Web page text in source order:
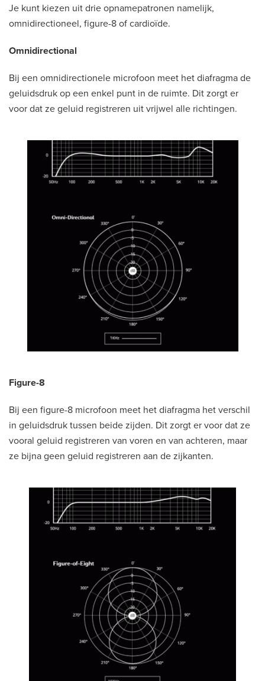
Je kunt kiezen uit drie opnamepatronen namelijk,
omnidirectioneel, figure-8 of cardioïde.
Omnidirectional
Bij een omnidirectionele microfoon meet het diafragma de
geluidsdruk op een enkel punt in de ruimte. Dit zorgt er
voor dat ze geluid registreren uit vrijwel alle richtingen.
Figure-8
Bij een figure-8 microfoon meet het diafragma het verschil
in geluidsdruk tussen beide zijden. Dit zorgt er voor dat ze
vooral geluid registreren van voren en van achteren, maar
ze bijna geen geluid registreren aan de zijkanten.